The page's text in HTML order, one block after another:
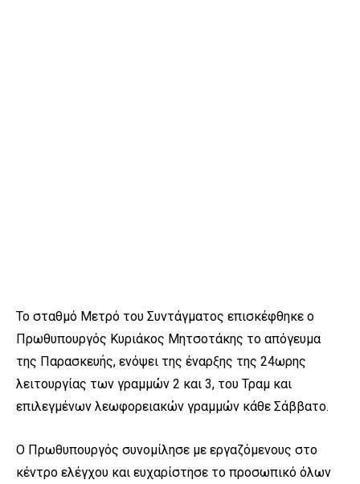
Το σταθμό Μετρό του Συντάγματος επισκέφθηκε ο
Πρωθυπουργός Κυριάκος Μητσοτάκης το απόγευμα
της Παρασκευής, ενόψει της έναρξης της 24ωρης
λειτουργίας των γραμμών 2 και 3, του Τραμ και
επιλεγμένων λεωφορειακών γραμμών κάθε Σάββατο.
Ο Πρωθυπουργός συνομίλησε με εργαζόμενους στο
κέντρο ελέγχου και ευχαρίστησε το προσωπικό όλων